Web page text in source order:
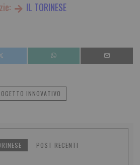
IL TORINESE
INNOVATIVO
POST RECENTI